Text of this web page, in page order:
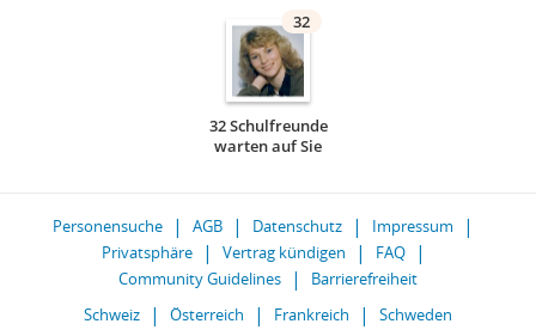
32
32 Schulfreunde
warten auf Sie
Personensuche AGB Datenschutz
Impressum
Privatsphäre
Vertrag kündigen
FAQ
Community Guidelines
Barrierefreiheit
Schweiz
Österreich Frankreich Schweden